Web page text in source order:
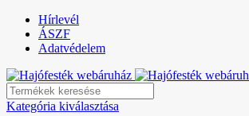
Hírlevél
ÁSZF
Adatvédelem
Kategória kiválasztása